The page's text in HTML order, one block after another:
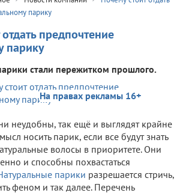
парику
предпочтение
парику
стали пережитком прошлого.
На правах рекламы 16+
неудобны, так ещё и выглядят крайне
носить парик, если все будут знать
волосы в приоритете. Они
и способны похвастаться
парики разрешается стричь,
феном и так далее. Перечень